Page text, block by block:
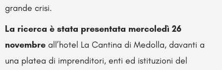
grande crisi.
La ricerca è stata presentata mercoledì 26
novembre all’hotel La Cantina di Medolla, davanti a
una platea di imprenditori, enti ed istituzioni del